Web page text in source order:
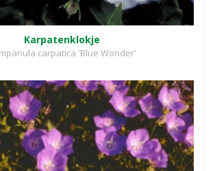
Karpatenklokje
carpatica 'Blue Wonder'